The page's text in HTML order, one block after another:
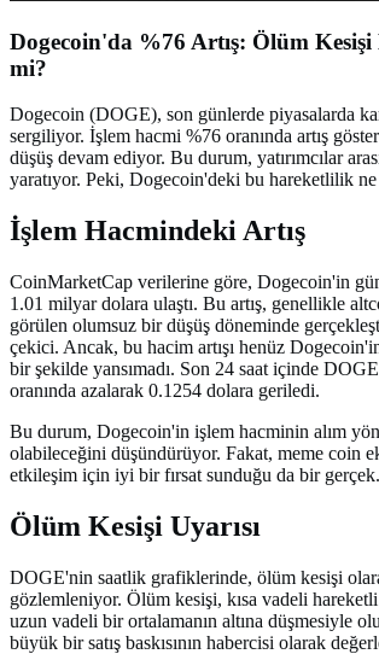
Dogecoin'da %76 Artış: Ölüm Kesişi
mi?
Dogecoin (DOGE), son günlerde piyasalarda
sergiliyor. İşlem hacmi %76 oranında artış
düşüş devam ediyor. Bu durum, yatırımcılar
yaratıyor. Peki, Dogecoin'deki bu hareketlilik
İşlem Hacmindeki Artış
CoinMarketCap verilerine göre, Dogecoin'in
1.01 milyar dolara ulaştı. Bu artış, genellikle
görülen olumsuz bir düşüş döneminde
çekici. Ancak, bu hacim artışı henüz
bir şekilde yansımadı. Son 24 saat içinde
oranında azalarak 0.1254 dolara geriledi.
Bu durum, Dogecoin'in işlem hacminin alım
olabileceğini düşündürüyor. Fakat, meme coin
etkileşim için iyi bir fırsat sunduğu da bir gerçek.
Ölüm Kesişi Uyarısı
DOGE'nin saatlik grafiklerinde, ölüm kesişi
gözlemleniyor. Ölüm kesişi, kısa vadeli hareketli
uzun vadeli bir ortalamanın altına düşmesiyle
büyük bir satış baskısının habercisi olarak